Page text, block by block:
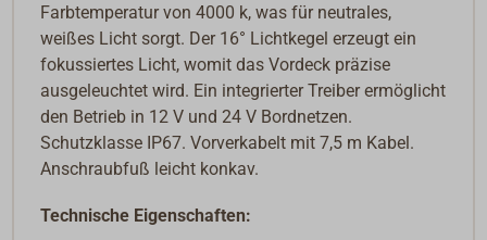
Farbtemperatur von 4000 k, was für neutrales,
weißes Licht sorgt. Der 16° Lichtkegel erzeugt ein
fokussiertes Licht, womit das Vordeck präzise
ausgeleuchtet wird. Ein integrierter Treiber ermöglicht
den Betrieb in 12 V und 24 V Bordnetzen.
Schutzklasse IP67. Vorverkabelt mit 7,5 m Kabel.
Anschraubfuß leicht konkav.
Technische Eigenschaften: